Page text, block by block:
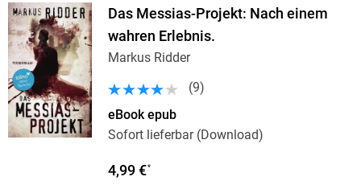
Das Messias-Projekt: Nach einem
wahren Erlebnis.
Markus Ridder
(9)
eBook epub
Sofort lieferbar (Download)
4,99 €*